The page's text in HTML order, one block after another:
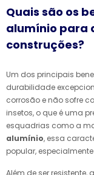
Quais são os
alumínio para
construções?
Um dos principais
durabilidade
corrosão e não sofre
insetos, o que é uma
esquadrias como a
alumínio, essa
popular,
Além de ser